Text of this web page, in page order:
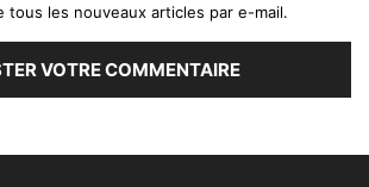
tous les nouveaux articles par e-mail.